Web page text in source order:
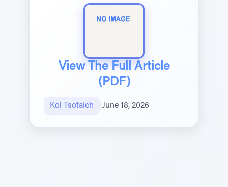
View The Full Article
(PDF)
Kol Tsofaich June 18, 2026